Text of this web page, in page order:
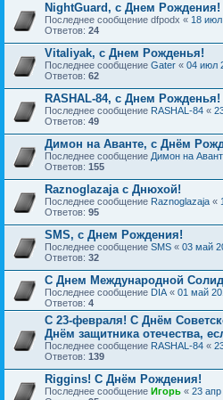
NightGuard, с Днем Рождения!
Последнее сообщение dfpodx « 18
Ответов: 24
Vitaliyak, с Днем Рожденья!
Последнее сообщение Gater « 04 июл
Ответов: 62
RASHAL-84, с Днем Рожденья!
Последнее сообщение RASHAL-84 «
Ответов: 49
Димон на Аванте, с Днём
Последнее сообщение Димон на
Ответов: 155
Raznoglazaja с Днюхой!
Последнее сообщение Raznoglazaja «
Ответов: 95
SMS, с Днем Рождения!
Последнее сообщение SMS « 03 май
Ответов: 32
С Днем Международной
Последнее сообщение DIA « 01 май
Ответов: 4
С 23-февраля! С Днём
Днём защитника отечества,
Последнее сообщение RASHAL-84 «
Ответов: 139
Riggins! C Днём Рождения!
Последнее сообщение Игорь « 23